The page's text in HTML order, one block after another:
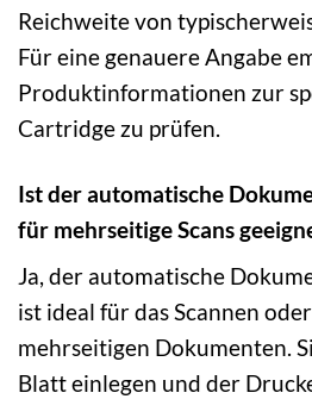
Reichweite von
Für eine genauere Angabe
Produktinformationen zur
Cartridge zu prüfen.
Ist der automatische
für mehrseitige Scans
Ja, der automatische
ist ideal für das Scannen
mehrseitigen Dokumenten.
Blatt einlegen und der